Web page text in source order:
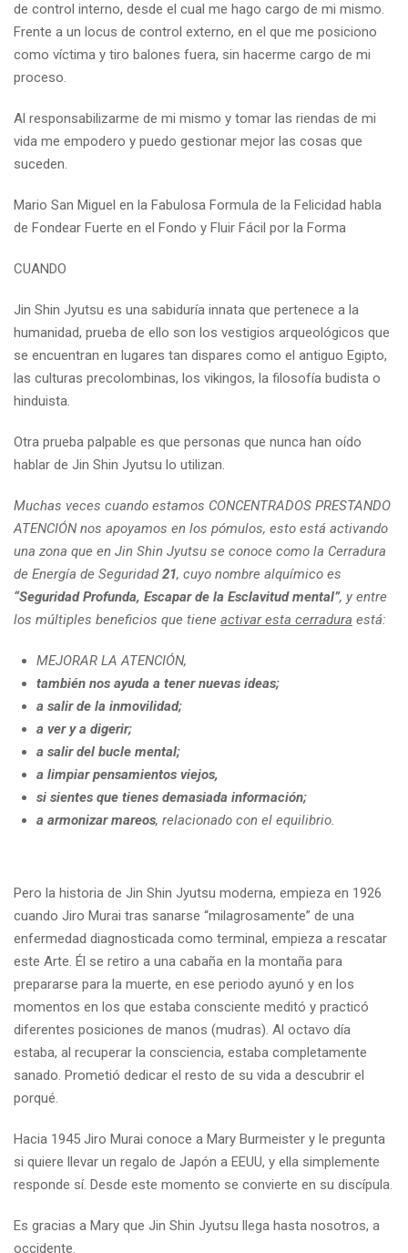
de control interno, desde el cual me hago cargo de mi mismo.
Frente a un locus de control externo, en el que me posiciono
como víctima y tiro balones fuera, sin hacerme cargo de mi
proceso.
Al responsabilizarme de mi mismo y tomar las riendas de mi
vida me empodero y puedo gestionar mejor las cosas que
suceden.
Mario San Miguel en la Fabulosa Formula de la Felicidad habla
de Fondear Fuerte en el Fondo y Fluir Fácil por la Forma
CUANDO
Jin Shin Jyutsu es una sabiduría innata que pertenece a la
humanidad, prueba de ello son los vestigios arqueológicos que
se encuentran en lugares tan dispares como el antiguo Egipto,
las culturas precolombinas, los vikingos, la filosofía budista o
hinduista.
Otra prueba palpable es que personas que nunca han oído
hablar de Jin Shin Jyutsu lo utilizan.
Muchas veces cuando estamos CONCENTRADOS PRESTANDO
ATENCIÓN nos apoyamos en los pómulos, esto está activando
una zona que en Jin Shin Jyutsu se conoce como la Cerradura
de Energía de Seguridad21, cuyo nombre alquímico es
“Seguridad Profunda, Escapar de la Esclavitud mental”, y entre
los múltiples beneficios que tiene activar esta cerradura está:
MEJORAR LA ATENCIÓN,
también nos ayuda a tener nuevas ideas;
a salir de la inmovilidad;
a ver y a digerir;
a salir del bucle mental;
a limpiar pensamientos viejos,
si sientes que tienes demasiada información;
a armonizar mareos, relacionado con el equilibrio.
Pero la historia de Jin Shin Jyutsu moderna, empieza en 1926
cuando Jiro Murai tras sanarse “milagrosamente” de una
enfermedad diagnosticada como terminal, empieza a rescatar
este Arte. Él se retiro a una cabaña en la montaña para
prepararse para la muerte, en ese periodo ayunó y en los
momentos en los que estaba consciente meditó y practicó
diferentes posiciones de manos (mudras). Al octavo día
estaba, al recuperar la consciencia, estaba completamente
sanado. Prometió dedicar el resto de su vida a descubrir el
porqué.
Hacia 1945 Jiro Murai conoce a Mary Burmeister y le pregunta
si quiere llevar un regalo de Japón a EEUU, y ella simplemente
responde sí. Desde este momento se convierte en su discípula.
Es gracias a Mary que Jin Shin Jyutsu llega hasta nosotros, a
occidente.